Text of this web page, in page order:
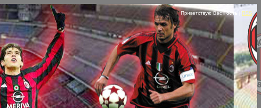
Приветствую ВасГость RSS